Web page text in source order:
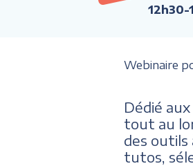
12h30-
Webinaire
Dédié
tout au
des outils
tutos,